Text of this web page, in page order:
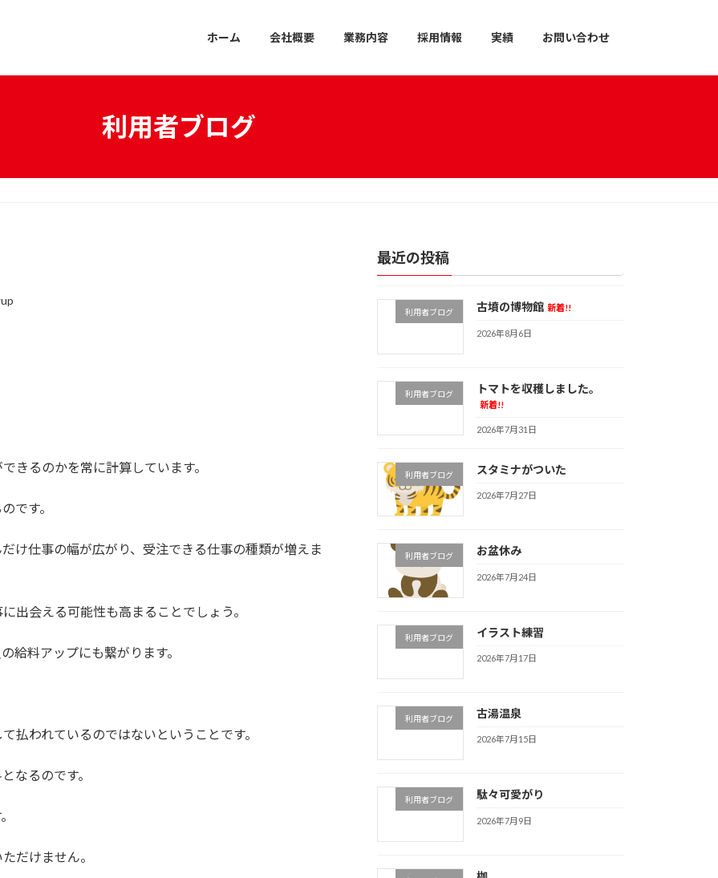
ホーム 会社概要 業務内容 採用情報 実績 お問い合わせ
利用者ブログ
きるのかを常に計算しています。
です。
け仕事の幅が広がり、受注できる仕事の種類が増えま
出会える可能性も高まることでしょう。
給料アップにも繋がります。
払われているのではないということです。
なるのです。
だけません。
最近の投稿
利用者ブログ 古墳の博物館 新着!!
2026年8月6日
利用者ブログ トマトを収穫しました。
新着!!
2026年7月31日
利用者ブログ スタミナがついた
2026年7月27日
利用者ブログ お盆休み
2026年7月24日
利用者ブログ イラスト練習
2026年7月17日
利用者ブログ 古湯温泉
2026年7月15日
利用者ブログ 駄々可愛がり
2026年7月9日